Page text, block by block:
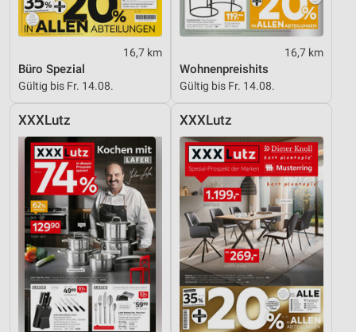
16,7 km
Büro Spezial
Gültig bis Fr. 14.08.
16,7 km
Wohnenpreishits
Gültig bis Fr. 14.08.
XXXLutz XXXLutz